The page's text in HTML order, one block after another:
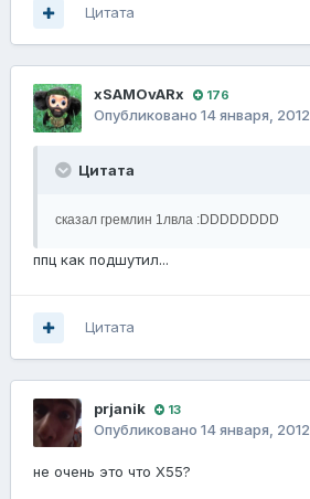
Цитата
xSAMOvARx 176
Опубликовано 14 января, 2012
Цитата
сказал гремлин 1лвла :DDDDDDDD
ппц как подшутил...
Цитата
prjanik 13
Опубликовано 14 января, 2012
не очень это что Х55?